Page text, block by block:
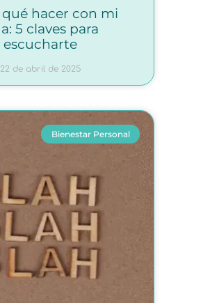
qué hacer con mi
5 claves para
escucharte
22 de abril de 2025
Bienestar Personal